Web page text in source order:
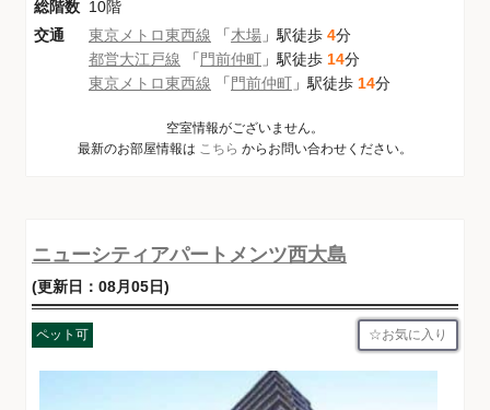
総階数 10階
交通
東京メトロ東西線 「木場 」駅徒歩 4分
都営大江戸線 「門前仲町 」駅徒歩 14分
東京メトロ東西線 「門前仲町 」駅徒歩 14分
空室情報がございません。
最新のお部屋情報は こちら からお問い合わせください。
ニューシティアパートメンツ西大島
(更新日：08月05日)
ペット可 お気に入り